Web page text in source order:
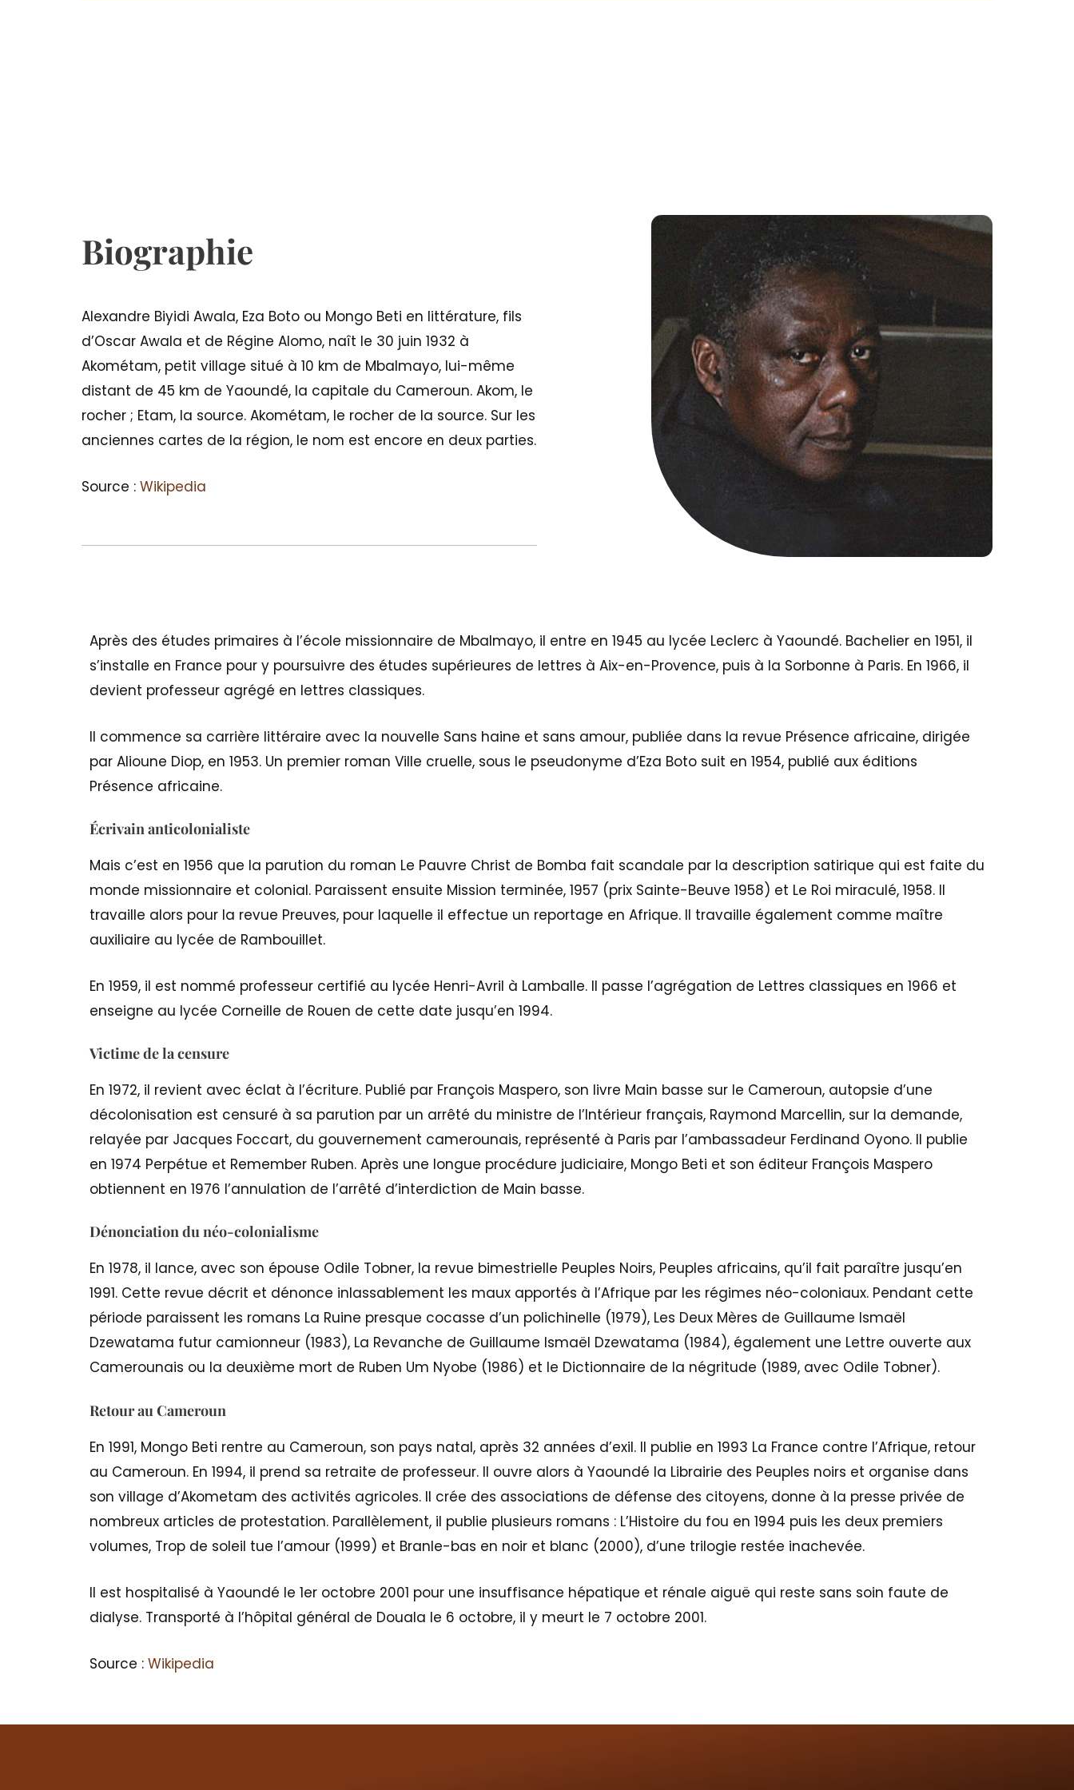
Biographie
Alexandre Biyidi Awala, Eza Boto ou Mongo Beti en littérature, fils
d’Oscar Awala et de Régine Alomo, naît le 30 juin 1932 à
Akométam, petit village situé à 10 km de Mbalmayo, lui-même
distant de 45 km de Yaoundé, la capitale du Cameroun. Akom, le
rocher ; Etam, la source. Akométam, le rocher de la source. Sur les
anciennes cartes de la région, le nom est encore en deux parties.
Source : Wikipedia
Après des études primaires à l’école missionnaire de Mbalmayo, il entre en 1945 au lycée Leclerc à Yaoundé. Bachelier en 1951, il
s’installe en France pour y poursuivre des études supérieures de lettres à Aix-en-Provence, puis à la Sorbonne à Paris. En 1966, il
devient professeur agrégé en lettres classiques.
Il commence sa carrière littéraire avec la nouvelle Sans haine et sans amour, publiée dans la revue Présence africaine, dirigée
par Alioune Diop, en 1953. Un premier roman Ville cruelle, sous le pseudonyme d’Eza Boto suit en 1954, publié aux éditions
Présence africaine.
Écrivain anticolonialiste
Mais c’est en 1956 que la parution du roman Le Pauvre Christ de Bomba fait scandale par la description satirique qui est faite du
monde missionnaire et colonial. Paraissent ensuite Mission terminée, 1957 (prix Sainte-Beuve 1958) et Le Roi miraculé, 1958. Il
travaille alors pour la revue Preuves, pour laquelle il effectue un reportage en Afrique. Il travaille également comme maître
auxiliaire au lycée de Rambouillet.
En 1959, il est nommé professeur certifié au lycée Henri-Avril à Lamballe. Il passe l’agrégation de Lettres classiques en 1966 et
enseigne au lycée Corneille de Rouen de cette date jusqu’en 1994.
Victime de la censure
En 1972, il revient avec éclat à l’écriture. Publié par François Maspero, son livre Main basse sur le Cameroun, autopsie d’une
décolonisation est censuré à sa parution par un arrêté du ministre de l’Intérieur français, Raymond Marcellin, sur la demande,
relayée par Jacques Foccart, du gouvernement camerounais, représenté à Paris par l’ambassadeur Ferdinand Oyono. Il publie
en 1974 Perpétue et Remember Ruben. Après une longue procédure judiciaire, Mongo Beti et son éditeur François Maspero
obtiennent en 1976 l’annulation de l’arrêté d’interdiction de Main basse.
Dénonciation du néo-colonialisme
En 1978, il lance, avec son épouse Odile Tobner, la revue bimestrielle Peuples Noirs, Peuples africains, qu’il fait paraître jusqu’en
1991. Cette revue décrit et dénonce inlassablement les maux apportés à l’Afrique par les régimes néo-coloniaux. Pendant cette
période paraissent les romans La Ruine presque cocasse d’un polichinelle (1979), Les Deux Mères de Guillaume Ismaël
Dzewatama futur camionneur (1983), La Revanche de Guillaume Ismaël Dzewatama (1984), également une Lettre ouverte aux
Camerounais ou la deuxième mort de Ruben Um Nyobe (1986) et le Dictionnaire de la négritude (1989, avec Odile Tobner).
Retour au Cameroun
En 1991, Mongo Beti rentre au Cameroun, son pays natal, après 32 années d’exil. Il publie en 1993 La France contre l’Afrique, retour
au Cameroun. En 1994, il prend sa retraite de professeur. Il ouvre alors à Yaoundé la Librairie des Peuples noirs et organise dans
son village d’Akometam des activités agricoles. Il crée des associations de défense des citoyens, donne à la presse privée de
nombreux articles de protestation. Parallèlement, il publie plusieurs romans : L’Histoire du fou en 1994 puis les deux premiers
volumes, Trop de soleil tue l’amour (1999) et Branle-bas en noir et blanc (2000), d’une trilogie restée inachevée.
Il est hospitalisé à Yaoundé le 1er octobre 2001 pour une insuffisance hépatique et rénale aiguë qui reste sans soin faute de
dialyse. Transporté à l’hôpital général de Douala le 6 octobre, il y meurt le 7 octobre 2001.
Source : Wikipedia